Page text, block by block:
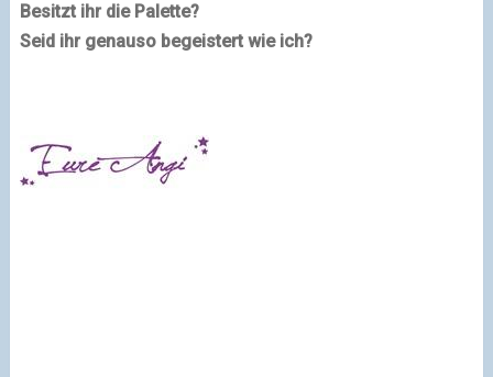
Besitzt ihr die Palette?
Seid ihr genauso begeistert wie ich?